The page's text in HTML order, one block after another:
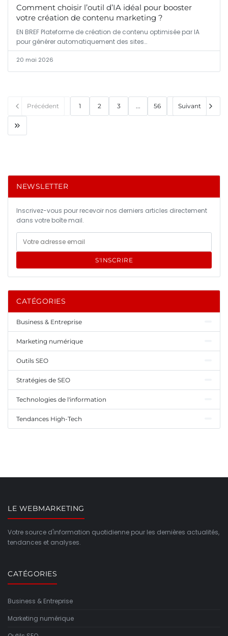
Comment choisir l’outil d’IA idéal pour booster
votre création de contenu marketing ?
EN BREF Plateforme de création de contenu optimisée par IA
pour générer automatiquement des sites…
20 mai 2026
Précédent 1 2 3 ... 56 Suivant
NEWSLETTER
Inscrivez-vous pour recevoir nos derniers articles directement
dans votre boîte mail.
S'INSCRIRE
CATÉGORIES
Business & Entreprise
Marketing numérique
Outils SEO
Stratégies de SEO
Technologies de l'information
Tendances High-Tech
LE WEBMARKETING
Votre source d'information quotidienne pour les dernières actualités,
tendances et analyses.
CATÉGORIES
Business & Entreprise
Marketing numérique